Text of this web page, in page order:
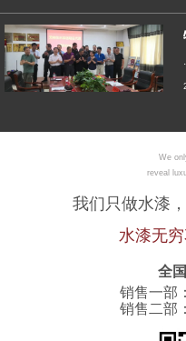
We
reveal
我们只做水漆
水漆无
全
销售一部
销售二部